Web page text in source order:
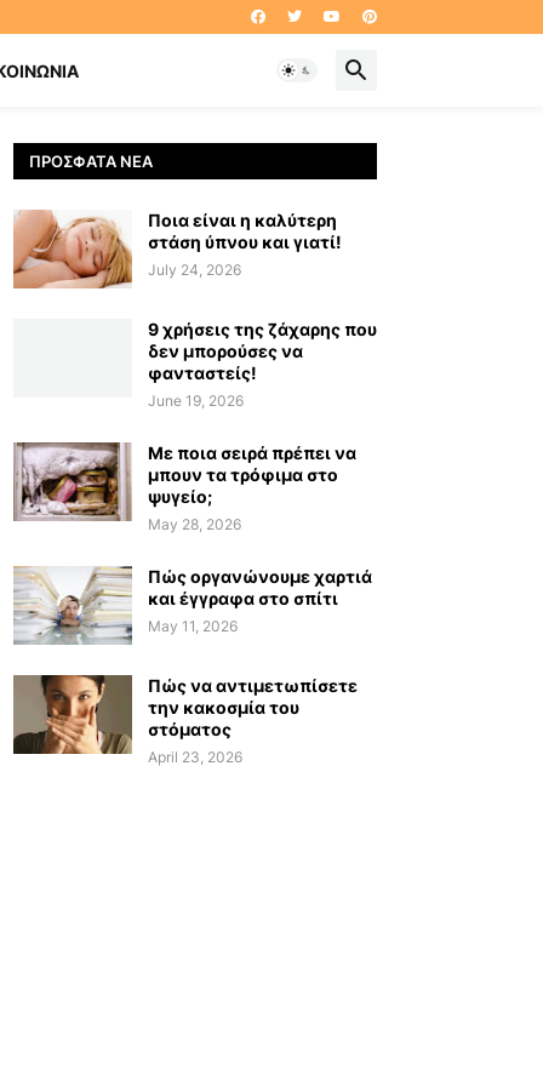
ΠΡΌΣΦΑΤΑ ΝΈΑ
Ποια είναι η καλύτερη
στάση ύπνου και γιατί!
July 24, 2026
9 χρήσεις της ζάχαρης που
δεν μπορούσες να
φανταστείς!
June 19, 2026
Με ποια σειρά πρέπει να
μπουν τα τρόφιμα στο
ψυγείο;
May 28, 2026
Πώς οργανώνουμε χαρτιά
και έγγραφα στο σπίτι
May 11, 2026
Πώς να αντιμετωπίσετε
την κακοσμία του
στόματος
April 23, 2026